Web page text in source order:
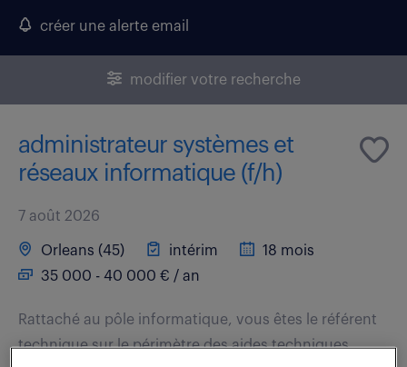
créer une alerte email
modifier votre recherche
administrateur systèmes et
réseaux informatique (f/h)
7 août 2026
Orleans (45) intérim
18 mois
35 000 - 40 000 € / an
Rattaché au pôle informatique, vous êtes le référent
technique sur le périmètre des aides techniques